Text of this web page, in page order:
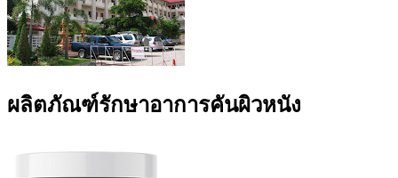
ผลิตภัณฑ์รักษาอาการคันผิวหนัง